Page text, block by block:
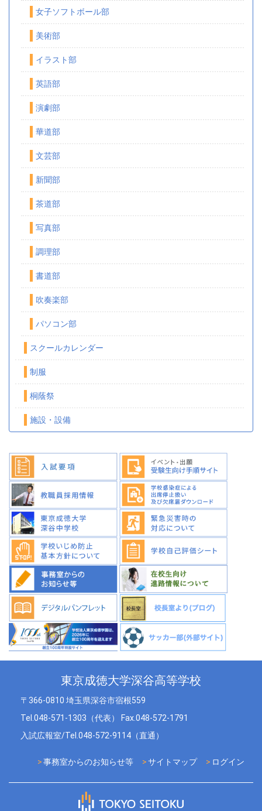
女子ソフトボール部
美術部
イラスト部
英語部
演劇部
華道部
文芸部
新聞部
茶道部
写真部
調理部
書道部
吹奏楽部
パソコン部
スクールカレンダー
制服
桐蔭祭
施設・設備
東京成徳大学深谷高等学校
〒366-0810 埼玉県深谷市宿根559
Tel.048-571-1303（代表） Fax.048-572-1791
入試広報室/Tel.048-572-9114（直通）
ログイン
サイトマップ
事務室からのお知らせ等